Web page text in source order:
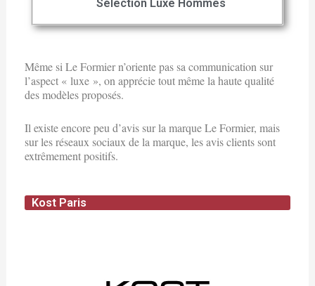
Sélection Luxe Hommes
Même si Le Formier n’oriente pas sa communication sur
l’aspect « luxe », on apprécie tout même la haute qualité
des modèles proposés.
Il existe encore peu d’avis sur la marque Le Formier, mais
sur les réseaux sociaux de la marque, les avis clients sont
extrêmement positifs.
Kost Paris